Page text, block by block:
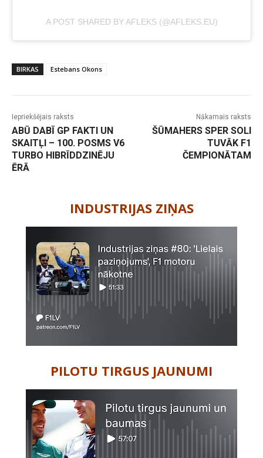
A POST SHARED BY AFLEKS (@AFLEKS.EU)
BIRKAS Estebans Okons
Iepriekšējais raksts
ABŪ DABĪ GP FAKTI UN
SKAITĻI – 100. POSMS V6
TURBO HIBRĪDDZINĒJU
ĒRĀ
Nākamais raksts
ŠŪMAHERS SPER SOLI
TUVĀK F1
ČEMPIONĀTAM
INDUSTRIJAS ZIŅAS
PILOTU TIRGUS JAUNUMI